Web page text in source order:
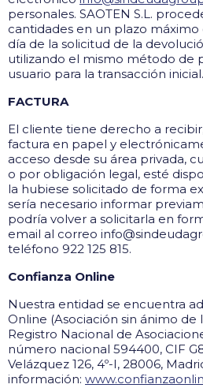
personales. SAOTEN S.L.
cantidades en un plazo máximo
día de la solicitud de la
utilizando el mismo método de
usuario para la transacción inicial.
FACTURA
El cliente tiene derecho a
factura en papel y
acceso desde su área privada,
o por obligación legal, esté
la hubiese solicitado de forma
sería necesario informar
podría volver a solicitarla en
email al correo
teléfono 922 125 815.
Confianza Online
Nuestra entidad se encuentra
Online (Asociación sin ánimo de
Registro Nacional de
número nacional 594400, CIF
Velázquez 126, 4º-I, 28006,
información: